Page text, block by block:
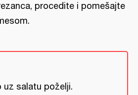
procedite i pomešajte
uz salatu poželji.